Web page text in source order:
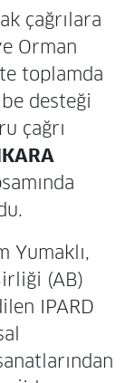
çağrılara
Orman
toplamda
desteği
çağrı
Yumaklı,
(AB)
IPARD